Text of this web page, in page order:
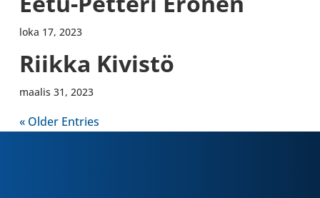
loka 17, 2023
Riikka Kivistö
maalis 31, 2023
« Older Entries